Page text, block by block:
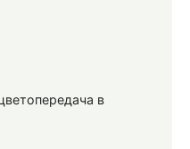
в